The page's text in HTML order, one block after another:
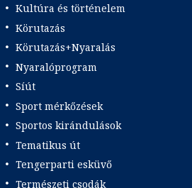
Kultúra és történelem
Körutazás
Körutazás+Nyaralás
Nyaralóprogram
Síút
Sport mérkőzések
Sportos kirándulások
Tematikus út
Tengerparti esküvő
Természeti csodák